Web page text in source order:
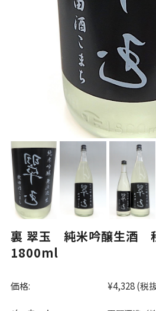
裏 翠玉 純米吟醸生酒
1800ml
価格: ¥4,328(税